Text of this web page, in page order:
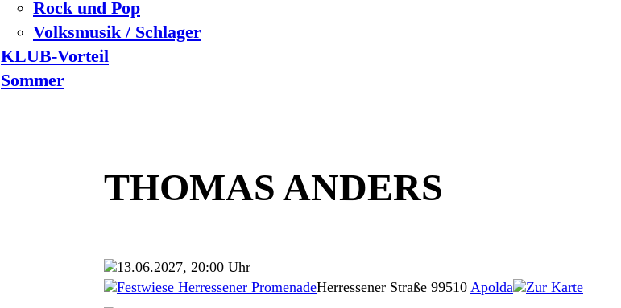
Rock und Pop
Volksmusik / Schlager
KLUB-Vorteil
Sommer
THOMAS ANDERS
13.06.2027, 20:00 Uhr
Festwiese Herressener PromenadeHerressener Straße 99510 Apolda
Zur Karte